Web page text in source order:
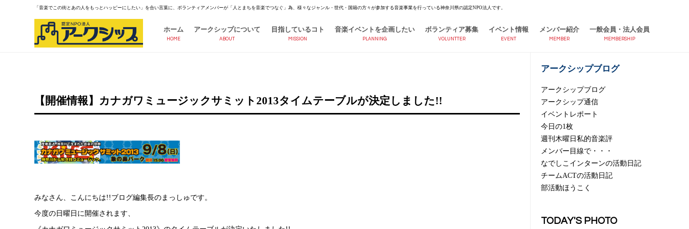
「音楽でこの街とあの人をもっとハッピーにしたい」を合い言葉に、ボランティアメンバーが「人とまちを音楽でつなぐ」為、様々なジャンル・世代・国籍の方々が参加する音楽事業を行っている神奈川県の認定NPO法人です。
ホーム
HOME
アークシップについて
ABOUT
目指しているコト
MISSION
音楽イベントを企画したい
PLANNING
ボランティア募集
VOLUNTTER
イベント情報
EVENT
メンバー紹介
MEMBER
一般会員・法人会員
MEMBERSHIP
【開催情報】カナガワミュージックサミット2013タイムテーブルが決定しました!!
みなさん、こんにちは!!ブログ編集長のまっしゅです。
今度の日曜日に開催されます、
アークシップブログ
アークシップブログ
アークシップ通信
イベントレポート
今日の1枚
週刊木曜日私的音楽評
メンバー目線で・・・
なでしこインターンの活動日記
チームACTの活動日記
部活動ほうこく
TODAY'S PHOTO